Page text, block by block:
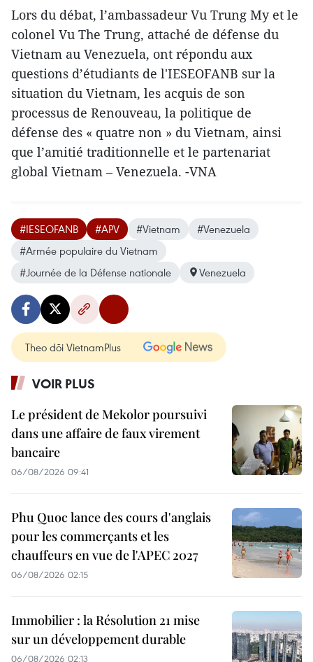
Lors du débat, l’ambassadeur Vu Trung My et le
colonel Vu The Trung, attaché de défense du
Vietnam au Venezuela, ont répondu aux
questions d’étudiants de l'IESEOFANB sur la
situation du Vietnam, les acquis de son
processus de Renouveau, la politique de
défense des « quatre non » du Vietnam, ainsi
que l’amitié traditionnelle et le partenariat
global Vietnam – Venezuela. -VNA
#IESEOFANB #APV #Vietnam
#Venezuela
#Armée populaire du Vietnam
#Journée de la Défense nationale
Venezuela
Theo dõi VietnamPlus
VOIR PLUS
Le président de Mekolor poursuivi
dans une affaire de faux virement
bancaire
06/08/2026 09:41
Phu Quoc lance des cours d'anglais
pour les commerçants et les
chauffeurs en vue de l'APEC 2027
06/08/2026 02:15
Immobilier : la Résolution 21 mise
sur un développement durable
06/08/2026 02:13